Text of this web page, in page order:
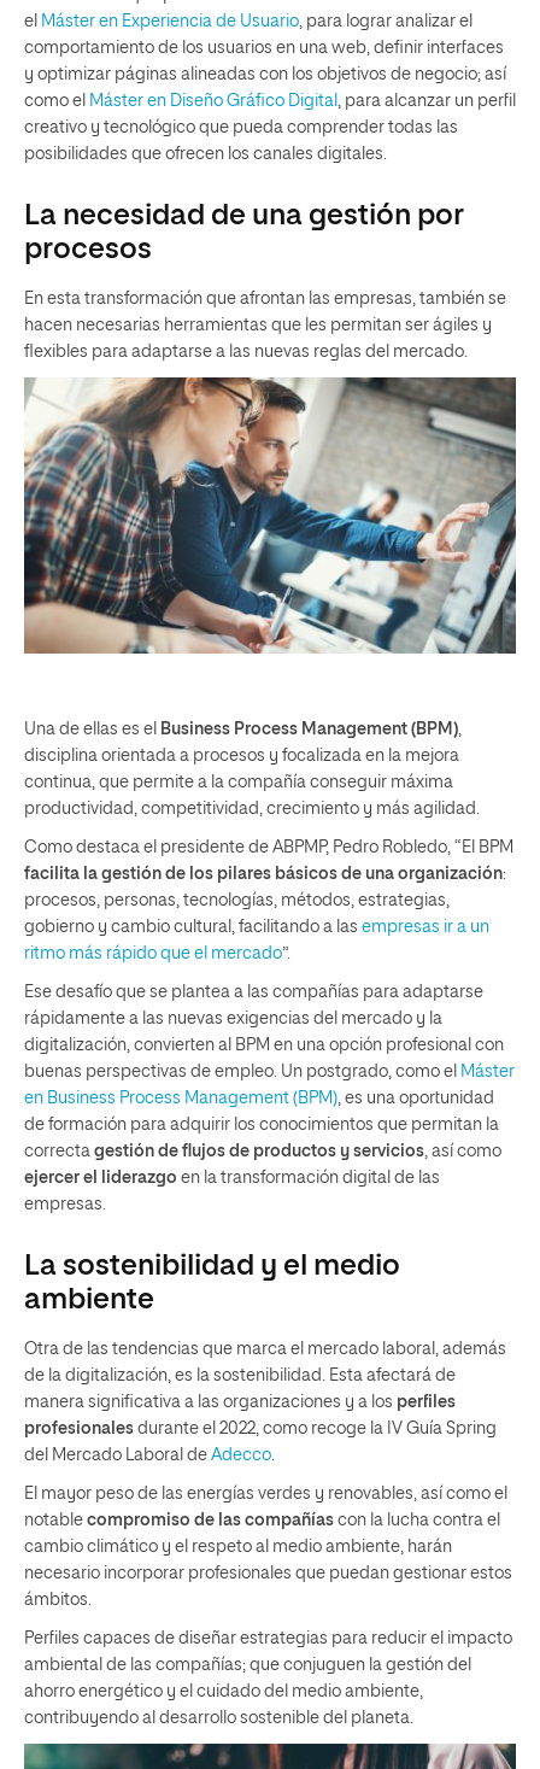
el Máster en Experiencia de Usuario , para lograr analizar el
comportamiento de los usuarios en una web, definir interfaces
y optimizar páginas alineadas con los objetivos de negocio; así
como el Máster en Diseño Gráfico Digital
, para alcanzar un perfil
creativo y tecnológico que pueda comprender todas las
posibilidades que ofrecen los canales digitales.
La necesidad de una gestión por
procesos
En esta transformación que afrontan las empresas, también se
hacen necesarias herramientas que les permitan ser ágiles y
flexibles para adaptarse a las nuevas reglas del mercado.
Una de ellas es el Business Process Management (BPM),
disciplina orientada a procesos y focalizada en la mejora
continua, que permite a la compañía conseguir máxima
productividad, competitividad, crecimiento y más agilidad.
Como destaca el presidente de ABPMP, Pedro Robledo, “El BPM
facilita la gestión de los pilares básicos de una organización:
procesos, personas, tecnologías, métodos, estrategias,
gobierno y cambio cultural, facilitando a las empresas ir a un
ritmo más rápido que el mercado”.
Ese desafío que se plantea a las compañías para adaptarse
rápidamente a las nuevas exigencias del mercado y la
digitalización, convierten al BPM en una opción profesional con
buenas perspectivas de empleo. Un postgrado, como el Máster
en Business Process Management (BPM), es una oportunidad
de formación para adquirir los conocimientos que permitan la
correcta gestión de flujos de productos y servicios, así como
ejercer el liderazgo en la transformación digital de las
empresas.
La sostenibilidad y el medio
ambiente
Otra de las tendencias que marca el mercado laboral, además
de la digitalización, es la sostenibilidad. Esta afectará de
manera significativa a las organizaciones y a los perfiles
profesionales durante el 2022, como recoge la IV Guía Spring
del Mercado Laboral de Adecco.
El mayor peso de las energías verdes y renovables, así como el
notable compromiso de las compañías con la lucha contra el
cambio climático y el respeto al medio ambiente, harán
necesario incorporar profesionales que puedan gestionar estos
ámbitos.
Perfiles capaces de diseñar estrategias para reducir el impacto
ambiental de las compañías; que conjuguen la gestión del
ahorro energético y el cuidado del medio ambiente,
contribuyendo al desarrollo sostenible del planeta.